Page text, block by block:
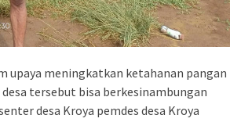
upaya meningkatkan ketahanan pangan
tersebut bisa berkesinambungan
desa Kroya pemdes desa Kroya